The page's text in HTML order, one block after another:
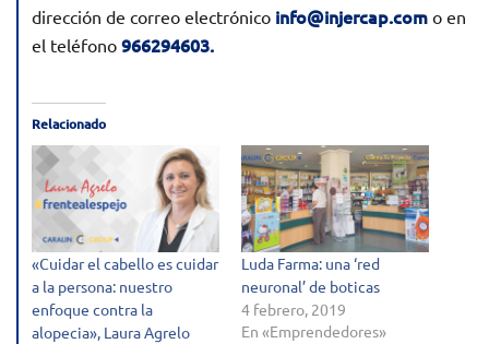
dirección de correo electrónico info@injercap.com o en
el teléfono 966294603.
Relacionado
«Cuidar el cabello es cuidar
a la persona: nuestro
enfoque contra la
alopecia», Laura Agrelo
Luda Farma: una ‘red
neuronal’ de boticas
4 febrero, 2019
En «Emprendedores»